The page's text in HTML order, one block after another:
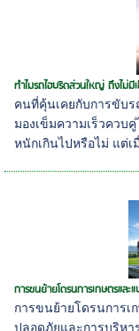
ทำไมรถไฮบริดส่วนใหญ่ ถึงไม่มี
คนที่คุ้นเคยกับการขับ
มองเข็มความเร็วควบ
หนักเกินไปหรือไม่ แต่เ
การขนย้ายโดรนการเกษตรและ
การขนย้ายโดรนการเ
ปลอดภัยและการบริหา